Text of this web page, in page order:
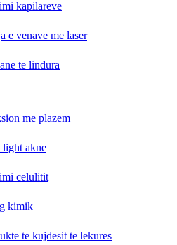
kapilareve
e venave me laser
te lindura
me plazem
light akne
celulitit
kimik
te kujdesit te lekures